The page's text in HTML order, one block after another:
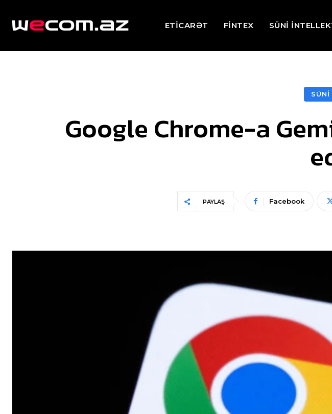
ETİCARƏT FİNTEX SÜNİ
SÜNİ
Google Chrome-a
PAYLAŞ Facebook